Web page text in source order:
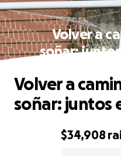
Volver a
soñar:
$34,908
Volver a
soñar: juntos